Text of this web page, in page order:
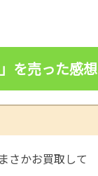
」を売った感想
さかお買取して